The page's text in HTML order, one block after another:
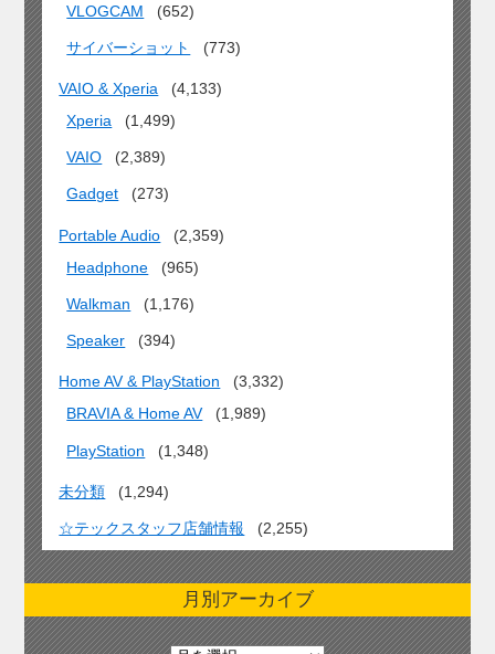
VLOGCAM (652)
サイバーショット (773)
VAIO & Xperia
(4,133)
Xperia
(1,499)
VAIO (2,389)
Gadget (273)
Portable Audio
(2,359)
Headphone
(965)
Walkman (1,176)
Speaker (394)
Home AV & PlayStation
(3,332)
BRAVIA & Home AV
(1,989)
PlayStation (1,348)
未分類 (1,294)
☆テックスタッフ店舗情報 (2,255)
月別アーカイブ
月